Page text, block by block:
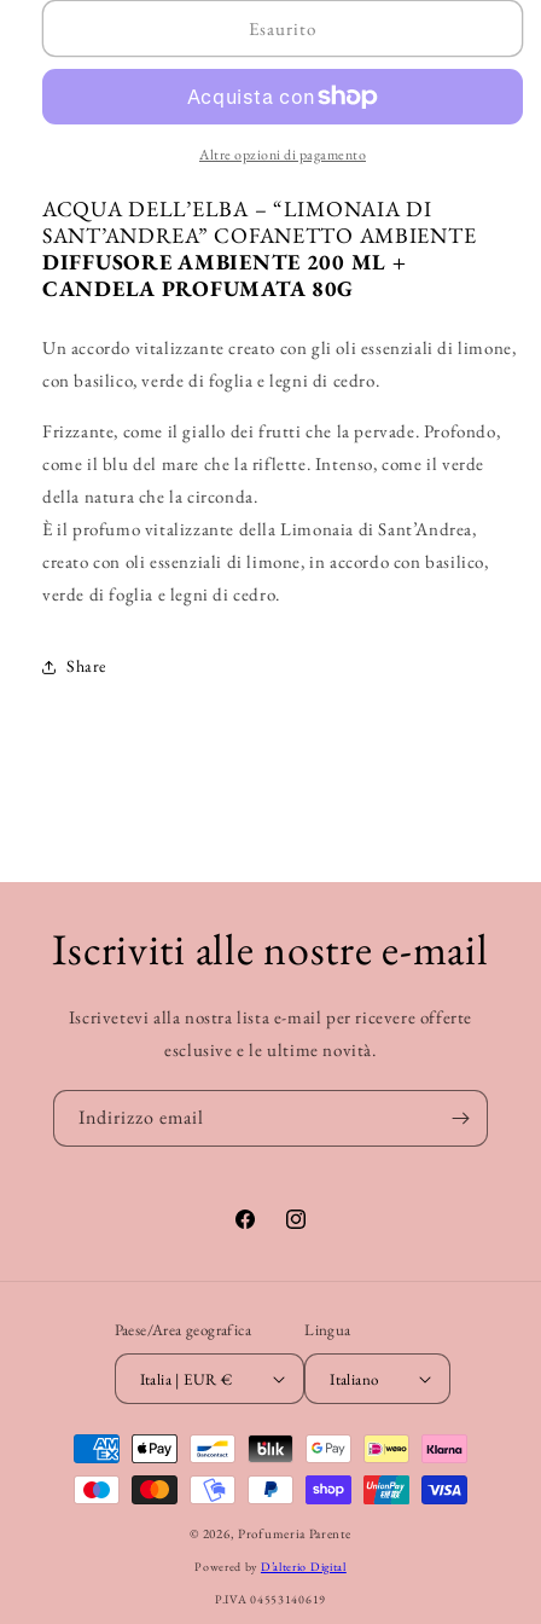
DELL’ELBA
di
Sant&#39;Andrea”
Ambiente
ACQUA
DELL’ELBA
“Limonaia
di
Sant&#39;Andrea”
Ambiente
Esaurito
Altre opzioni di pagamento
ACQUA DELL’ELBA – “LIMONAIA DI
SANT’ANDREA” COFANETTO AMBIENTE
DIFFUSORE AMBIENTE 200 ML +
CANDELA PROFUMATA 80G
Un accordo vitalizzante creato con gli oli essenziali di limone,
con basilico, verde di foglia e legni di cedro.
Frizzante, come il giallo dei frutti che la pervade. Profondo,
come il blu del mare che la riflette. Intenso, come il verde
della natura che la circonda.
È il profumo vitalizzante della Limonaia di Sant’Andrea,
creato con oli essenziali di limone, in accordo con basilico,
verde di foglia e legni di cedro.
Share
Iscriviti alle nostre e-mail
Iscrivetevi alla nostra lista e-mail per ricevere offerte
esclusive e le ultime novità.
Indirizzo email
FacebookInstagram
Paese/Area geografica
Italia | EUR €
Lingua
Italiano
Metodi
pagamento
© 2026, Profumeria Parente
Powered by D’alterio Digital
P.IVA 04553140619